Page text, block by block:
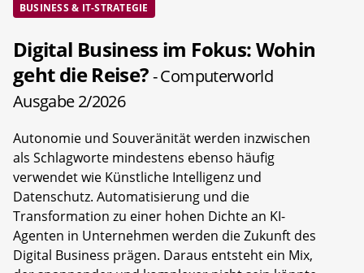
BUSINESS & IT-STRATEGIE
Digital Business im Fokus: Wohin
geht die Reise?- Computerworld
Ausgabe 2/2026
Autonomie und Souveränität werden inzwischen
als Schlagworte mindestens ebenso häufig
verwendet wie Künstliche Intelligenz und
Datenschutz. Automatisierung und die
Transformation zu einer hohen Dichte an KI-
Agenten in Unternehmen werden die Zukunft des
Digital Business prägen. Daraus entsteht ein Mix,